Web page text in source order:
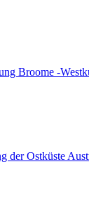
Broome -
der Ostküste